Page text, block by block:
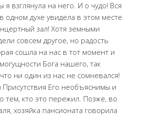
я взглянула на него. И о чудо! Вся
одном духе увидела в этом месте
зал! Хотя земными
совсем другое, но радость
сошла на нас в тот момент и
Бога нашего, так
ни один из нас не сомневался!
Его необъяснимы и
тем, кто это пережил. Позже, во
хозяйка пансионата говорила